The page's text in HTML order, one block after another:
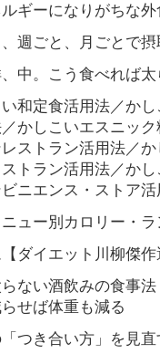
ギーになりがちな
、週ごと、月ごとで
中。こう食べれば
和定食活用法／か
かしこいエスニッ
レストラン活用法／
トラン活用法／か
ニエンス・ストア
ュー別カロリー・
ダイエット川柳傑
らない酒飲みの食事法
せば体重も減る
つき合い方」を見直